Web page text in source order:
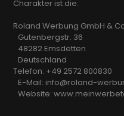
Charakter ist die:
Roland Werbung GmbH &
Gutenbergstr. 36
48282 Emsdetten
Deutschland
Telefon: +49 2572 800830
E-Mail: info@roland-
Website: